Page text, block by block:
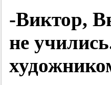
-Виктор,
не